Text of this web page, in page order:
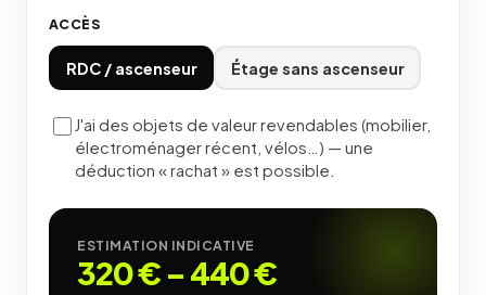
ACCÈS
RDC / ascenseur Étage sans ascenseur
J'ai des objets de valeur revendables (mobilier,
électroménager récent, vélos…) — une
déduction « rachat » est possible.
ESTIMATION INDICATIVE
320 €–440 €